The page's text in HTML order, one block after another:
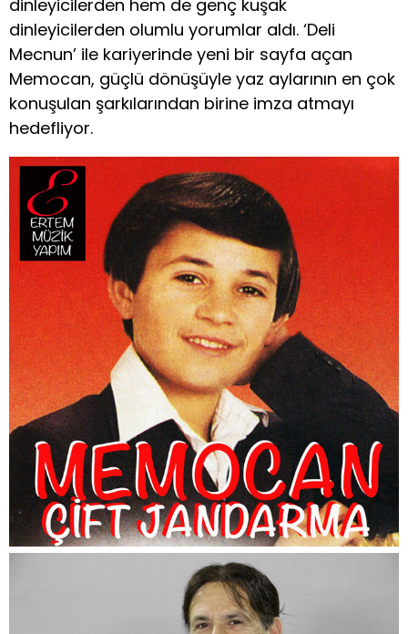
dinleyicilerden hem de genç kuşak
dinleyicilerden olumlu yorumlar aldı. ‘Deli
Mecnun’ ile kariyerinde yeni bir sayfa açan
Memocan, güçlü dönüşüyle yaz aylarının en çok
konuşulan şarkılarından birine imza atmayı
hedefliyor.